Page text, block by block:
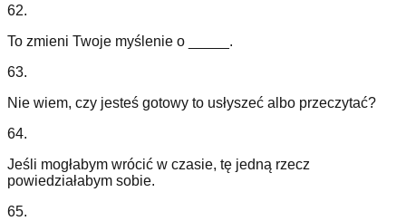
62.
To zmieni Twoje myślenie o _____.
63.
Nie wiem, czy jesteś gotowy to usłyszeć albo przeczytać?
64.
Jeśli mogłabym wrócić w czasie, tę jedną rzecz
powiedziałabym sobie.
65.